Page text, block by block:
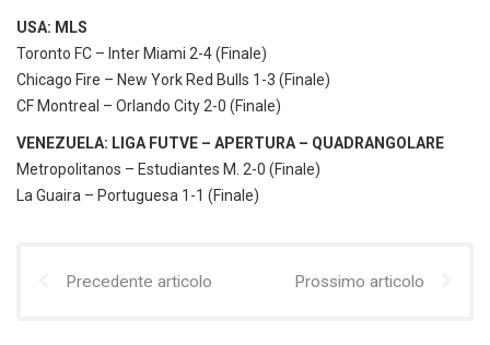
USA: MLS
Toronto FC – Inter Miami 2-4 (Finale)
Chicago Fire – New York Red Bulls 1-3 (Finale)
CF Montreal – Orlando City 2-0 (Finale)
VENEZUELA: LIGA FUTVE – APERTURA – QUADRANGOLARE
Metropolitanos – Estudiantes M. 2-0 (Finale)
La Guaira – Portuguesa 1-1 (Finale)
Precedente articolo Prossimo articolo